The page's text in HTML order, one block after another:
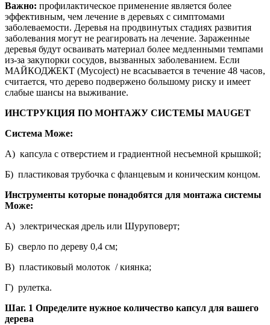
Важно: профилактическое применение является более
эффективным, чем лечение в деревьях с симптомами
заболеваемости. Деревья на продвинутых стадиях развития
заболевания могут не реагировать на лечение. Зараженные
деревья будут осваивать материал более медленными темпами
из-за закупорки сосудов, вызванных заболеванием. Если
МАЙКОДЖЕКТ (Mycoject) не всасывается в течение 48 часов,
считается, что дерево подвержено большому риску и имеет
слабые шансы на выживание.
ИНСТРУКЦИЯ ПО МОНТАЖУ СИСТЕМЫ MAUGET
Система Може:
А) капсула с отверстием и градиентной несъемной крышкой;
Б) пластиковая трубочка с фланцевым и коническим концом.
Инструменты которые понадобятся для монтажа системы
Може:
А) электрическая дрель или Шуруповерт;
Б) сверло по дереву 0,4 см;
В) пластиковый молоток / киянка;
Г) рулетка.
Шаг. 1 Определите нужное количество капсул для вашего
дерева